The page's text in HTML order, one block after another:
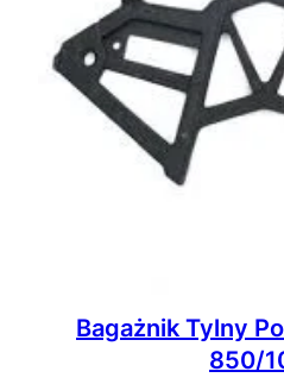
Bagażnik Tylny
850/